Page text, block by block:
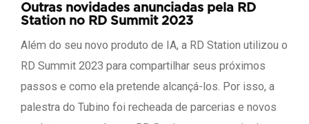
Outras novidades anunciadas pela RD
Station no RD Summit 2023
Além do seu novo produto de IA, a RD Station utilizou o
RD Summit 2023 para compartilhar seus próximos
passos e como ela pretende alcançá-los. Por isso, a
palestra do Tubino foi recheada de parcerias e novos